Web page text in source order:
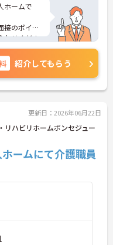
ホームで
接のポイン
わせくださ
紹介してもらう
更新日：2026年06月22日
リハビリホームボンセジュー
ームにて介護職員